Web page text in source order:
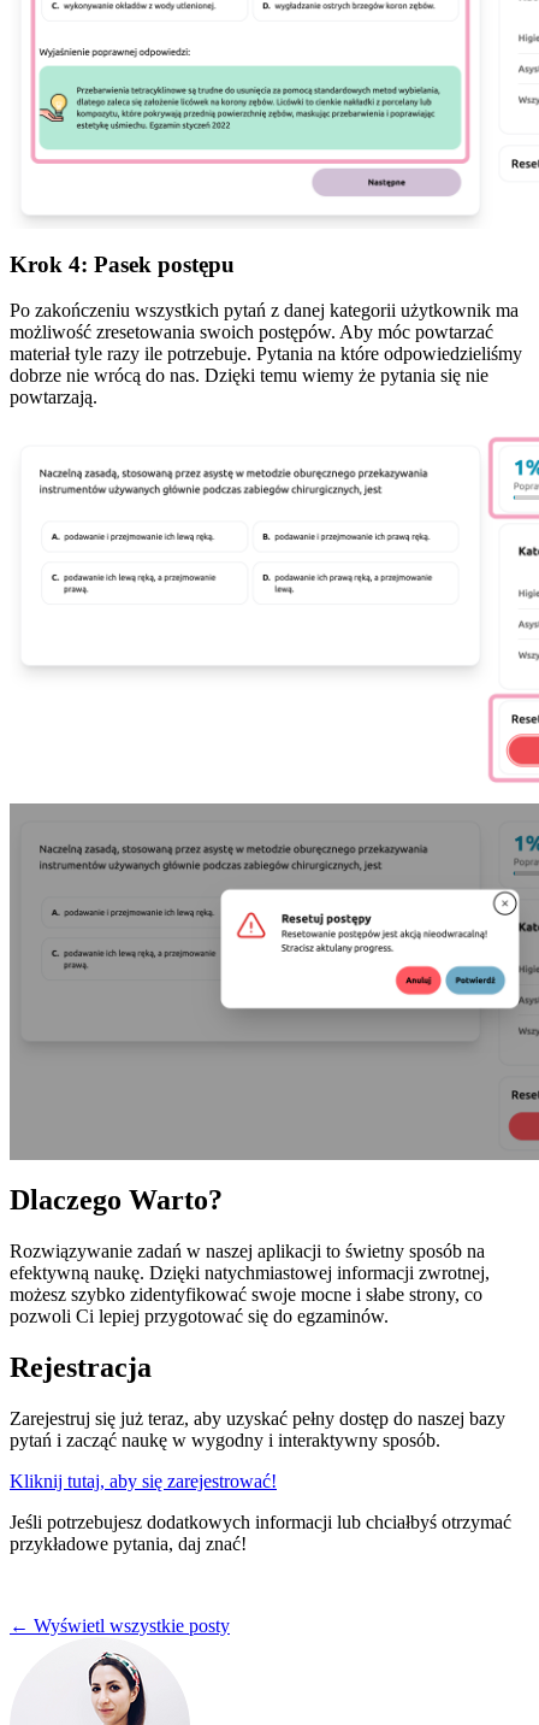
Krok 4: Pasek postępu
Po zakończeniu wszystkich pytań z danej kategorii użytkownik ma
możliwość zresetowania swoich postępów. Aby móc powtarzać
materiał tyle razy ile potrzebuje. Pytania na które odpowiedzieliśmy
dobrze nie wrócą do nas. Dzięki temu wiemy że pytania się nie
powtarzają.
Dlaczego Warto?
Rozwiązywanie zadań w naszej aplikacji to świetny sposób na
efektywną naukę. Dzięki natychmiastowej informacji zwrotnej,
możesz szybko zidentyfikować swoje mocne i słabe strony, co
pozwoli Ci lepiej przygotować się do egzaminów.
Rejestracja
Zarejestruj się już teraz, aby uzyskać pełny dostęp do naszej bazy
pytań i zacząć naukę w wygodny i interaktywny sposób.
Kliknij tutaj, aby się zarejestrować!
Jeśli potrzebujesz dodatkowych informacji lub chciałbyś otrzymać
przykładowe pytania, daj znać!
← Wyświetl wszystkie posty